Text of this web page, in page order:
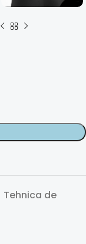
Tehnica de